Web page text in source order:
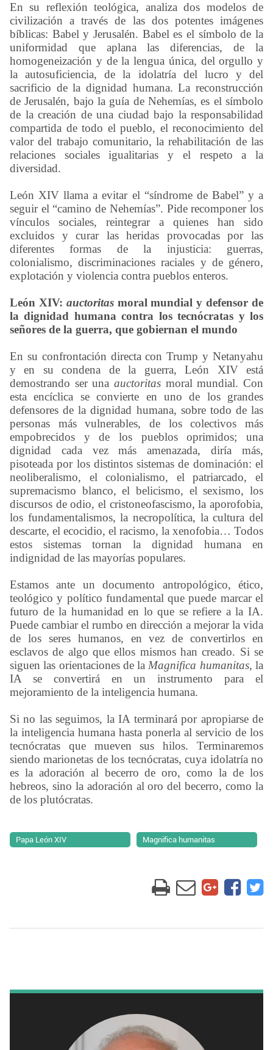
En su reflexión teológica, analiza dos modelos de
civilización a través de las dos potentes imágenes
bíblicas: Babel y Jerusalén. Babel es el símbolo de la
uniformidad que aplana las diferencias, de la
homogeneización y de la lengua única, del orgullo y
la autosuficiencia, de la idolatría del lucro y del
sacrificio de la dignidad humana. La reconstrucción
de Jerusalén, bajo la guía de Nehemías, es el símbolo
de la creación de una ciudad bajo la responsabilidad
compartida de todo el pueblo, el reconocimiento del
valor del trabajo comunitario, la rehabilitación de las
relaciones sociales igualitarias y el respeto a la
diversidad.
León XIV llama a evitar el “síndrome de Babel” y a
seguir el “camino de Nehemías”. Pide recomponer los
vínculos sociales, reintegrar a quienes han sido
excluidos y curar las heridas provocadas por las
diferentes formas de la injusticia: guerras,
colonialismo, discriminaciones raciales y de género,
explotación y violencia contra pueblos enteros.
León XIV: auctoritasmoral mundial y defensor de
la dignidad humana contra los tecnócratas y los
señores de la guerra, que gobiernan el mundo
En su confrontación directa con Trump y Netanyahu
y en su condena de la guerra, León XIV está
demostrando ser una auctoritas moral mundial. Con
esta encíclica se convierte en uno de los grandes
defensores de la dignidad humana, sobre todo de las
personas más vulnerables, de los colectivos más
empobrecidos y de los pueblos oprimidos; una
dignidad cada vez más amenazada, diría más,
pisoteada por los distintos sistemas de dominación: el
neoliberalismo, el colonialismo, el patriarcado, el
supremacismo blanco, el belicismo, el sexismo, los
discursos de odio, el cristoneofascismo, la aporofobia,
los fundamentalismos, la necropolítica, la cultura del
descarte, el ecocidio, el racismo, la xenofobia… Todos
estos sistemas tornan la dignidad humana en
indignidad de las mayorías populares.
Estamos ante un documento antropológico, ético,
teológico y político fundamental que puede marcar el
futuro de la humanidad en lo que se refiere a la IA.
Puede cambiar el rumbo en dirección a mejorar la vida
de los seres humanos, en vez de convertirlos en
esclavos de algo que ellos mismos han creado. Si se
siguen las orientaciones de la Magnifica humanitas, la
IA se convertirá en un instrumento para el
mejoramiento de la inteligencia humana.
Si no las seguimos, la IA terminará por apropiarse de
la inteligencia humana hasta ponerla al servicio de los
tecnócratas que mueven sus hilos. Terminaremos
siendo marionetas de los tecnócratas, cuya idolatría no
es la adoración al becerro de oro, como la de los
hebreos, sino la adoración al oro del becerro, como la
de los plutócratas.
Papa León XIV Magnifica humanitas